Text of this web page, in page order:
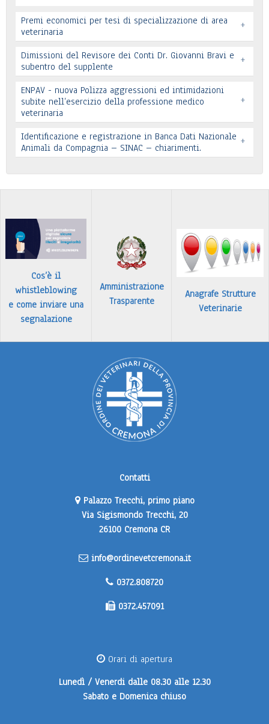
Premi economici per tesi di specializzazione di area
veterinaria
+
Leggi tutto
Dimissioni del Revisore dei Conti Dr. Giovanni Bravi e
subentro del supplente
+
Leggi tutto
ENPAV - nuova Polizza aggressioni ed intimidazioni
subite nell’esercizio della professione medico
veterinaria
+
In allegato si pubblica lettera pervenuta
Identificazione e registrazione in Banca Dati Nazionale
Animali da Compagnia – SINAC – chiarimenti.
+
Cos’è il
whistleblowing
e come inviare una
segnalazione
Amministrazione
Trasparente
Anagrafe Strutture
Veterinarie
Contatti
Palazzo Trecchi, primo piano
Via Sigismondo Trecchi, 20
26100 Cremona CR
info@ordinevetcremona.it
0372.808720
0372.457091
Orari di apertura
Lunedì / Venerdidalle 08.30 alle 12.30
Sabato e Domenica chiuso